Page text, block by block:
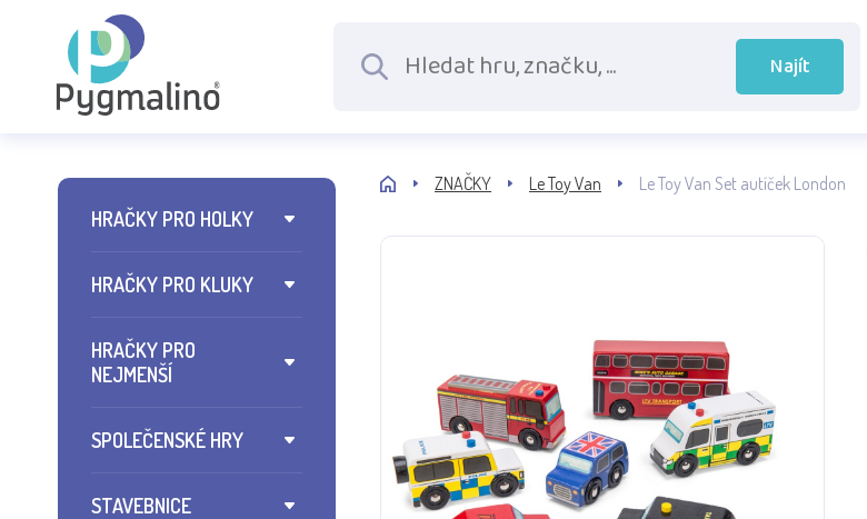
Najít
HRAČKY PRO HOLKY
HRAČKY PRO KLUKY
HRAČKY PRO
NEJMENŠÍ
SPOLEČENSKÉ HRY
STAVEBNICE
ZNAČKY Le Toy Van Le Toy Van Set autíček London